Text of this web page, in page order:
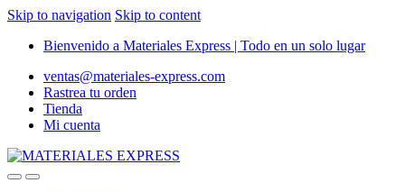
Skip to navigation Skip to content
Bienvenido a Materiales Express | Todo en un solo lugar
ventas@materiales-express.com
Rastrea tu orden
Tienda
Mi cuenta